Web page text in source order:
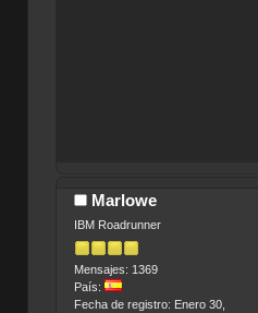
Marlowe
IBM Roadrunner
Mensajes: 1369
País:
Fecha de registro: Enero 30,